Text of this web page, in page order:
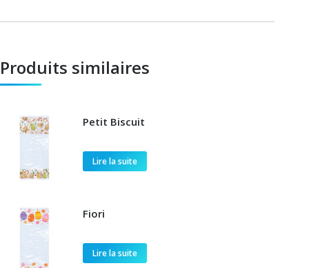
Produits similaires
Petit Biscuit
Lire la suite
Fiori
Lire la suite